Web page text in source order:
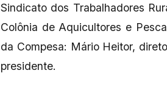
Sindicato dos Trabalhadores
Colônia de Aquicultores e
da Compesa: Mário Heitor,
presidente.